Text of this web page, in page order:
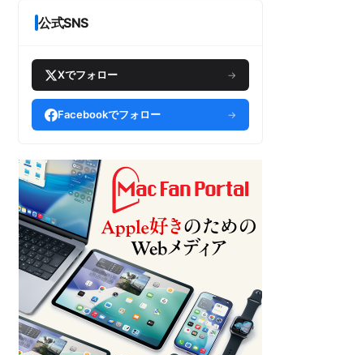
公式SNS
Xでフォロー →
Facebookでフォロー →